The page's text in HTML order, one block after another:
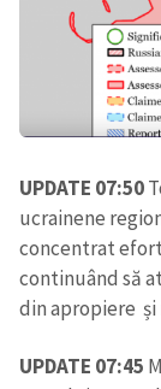
UPDATE 07:50
ucrainene
concentrat
continuând să
din apropiere
UPDATE 07:45